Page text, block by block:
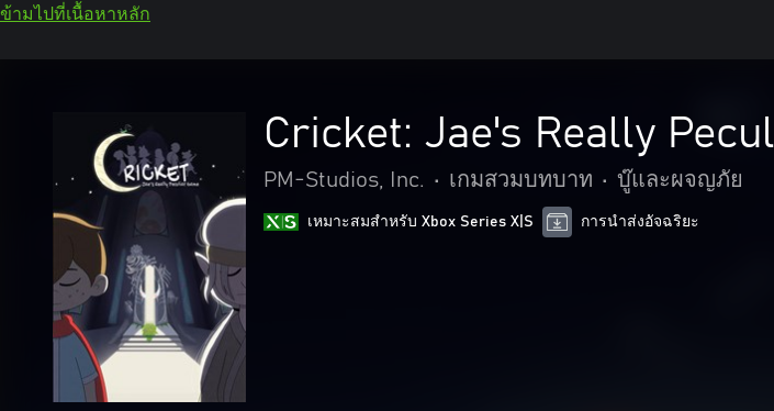
ข้ามไปที่เนื้อหาหลัก
Cricket: Jae's Really
PM-Studios, Inc. • เกมสวมบทบาท • บู๊และผจญภัย
เหมาะสมสําหรับ Xbox Series X|S การนำส่งอัจฉริยะ